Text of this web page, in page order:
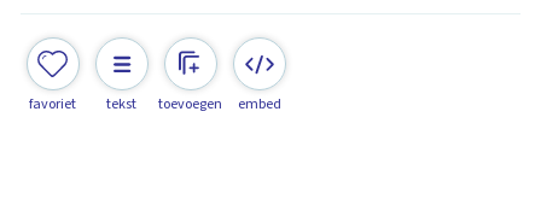
favoriet tekst toevoegen embed